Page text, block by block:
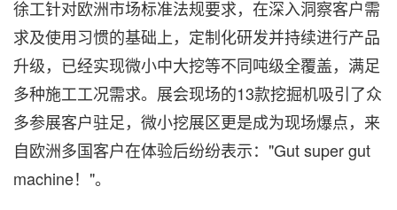
徐工针对欧洲市场标准法规要求，在深入洞察客户需
求及使用习惯的基础上，定制化研发并持续进行产品
升级，已经实现微小中大挖等不同吨级全覆盖，满足
多种施工工况需求。展会现场的13款挖掘机吸引了众
多参展客户驻足，微小挖展区更是成为现场爆点，来
自欧洲多国客户在体验后纷纷表示："Gut super gut
machine！"。